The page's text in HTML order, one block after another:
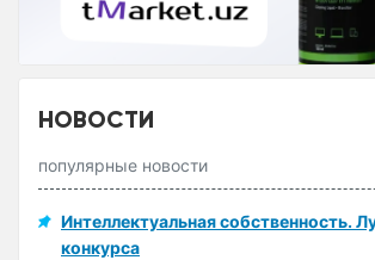
НОВОСТИ
популярные новости
Интеллектуальная собственность.
конкурса